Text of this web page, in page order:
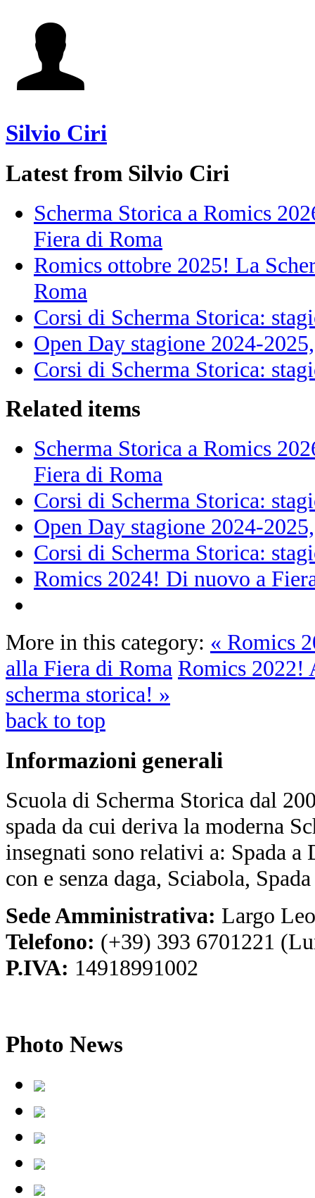
Silvio Ciri
Latest from Silvio Ciri
Scherma Storica a Romics
Fiera di Roma
Romics ottobre 2025! La
Roma
Corsi di Scherma Storica:
Open Day stagione 2024-
Corsi di Scherma Storica:
Related items
Scherma Storica a Romics
Fiera di Roma
Corsi di Scherma Storica:
Open Day stagione 2024-
Corsi di Scherma Storica:
Romics 2024! Di nuovo a
More in this category: « Romics
alla Fiera di Roma Romics 2022!
scherma storica! »
back to top
Informazioni generali
Scuola di Scherma Storica dal
spada da cui deriva la moderna
insegnati sono relativi a: Spada a
con e senza daga, Sciabola,
Sede Amministrativa: Largo
Telefono: (+39) 393 6701221
P.IVA: 14918991002
Photo News